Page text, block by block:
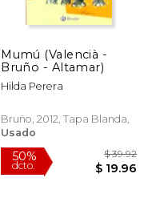
Mumú (Valencià -
Bruño - Altamar)
Hilda Perera
Bruño, 2012, Tapa Blanda,
Usado